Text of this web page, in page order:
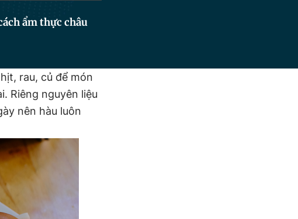
ẩm thực châu
rau, củ để món
Riêng nguyên liệu
nên hàu luôn